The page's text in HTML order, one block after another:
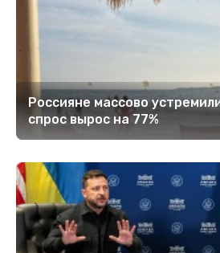
Россияне массово
спрос вырос на 77%